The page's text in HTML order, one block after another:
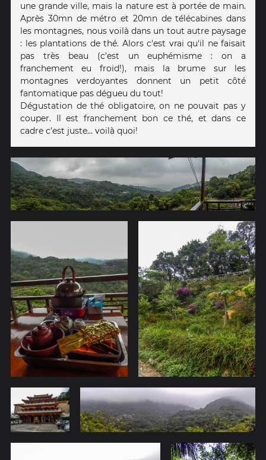
une grande ville, mais la nature est à portée de main.
Après 30mn de métro et 20mn de télécabines dans
les montagnes, nous voilà dans un tout autre paysage
: les plantations de thé. Alors c'est vrai qu'il ne faisait
pas très beau (c'est un euphémisme : on a
franchement eu froid!), mais la brume sur les
montagnes verdoyantes donnent un petit côté
fantomatique pas dégueu du tout!
Dégustation de thé obligatoire, on ne pouvait pas y
couper. Il est franchement bon ce thé, et dans ce
cadre c'est juste... voilà quoi!